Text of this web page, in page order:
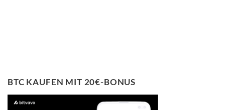
BTC KAUFEN MIT 20€-BONUS